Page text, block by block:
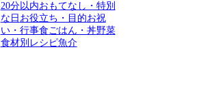
20分以内おもてなし・特別
な日 お役立ち・目的お祝
い・行事食ごはん・丼野菜
食材別レシピ魚介